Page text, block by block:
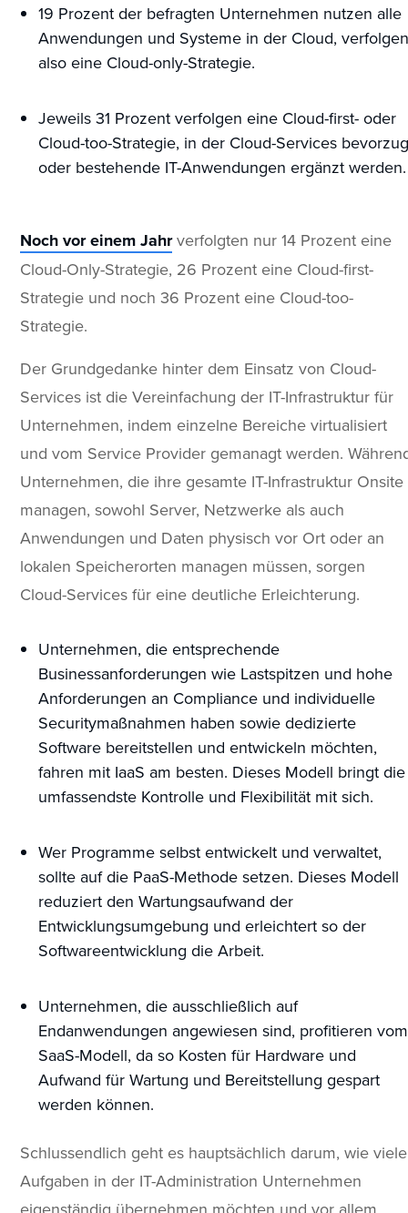
19 Prozent der befragten Unternehmen nutzen alle
Anwendungen und Systeme in der Cloud, verfolgen
also eine Cloud-only-Strategie.
Jeweils 31 Prozent verfolgen eine Cloud-first- oder
Cloud-too-Strategie, in der Cloud-Services
oder bestehende IT-Anwendungen ergänzt werden.
Noch vor einem Jahrverfolgten nur 14 Prozent eine
Cloud-Only-Strategie, 26 Prozent eine Cloud-first-
Strategie und noch 36 Prozent eine Cloud-too-
Strategie.
Der Grundgedanke hinter dem Einsatz von Cloud-
Services ist die Vereinfachung der IT-Infrastruktur für
Unternehmen, indem einzelne Bereiche virtualisiert
und vom Service Provider gemanagt werden.
Unternehmen, die ihre gesamte IT-Infrastruktur Onsite
managen, sowohl Server, Netzwerke als auch
Anwendungen und Daten physisch vor Ort oder an
lokalen Speicherorten managen müssen, sorgen
Cloud-Services für eine deutliche Erleichterung.
Unternehmen, die entsprechende
Businessanforderungen wie Lastspitzen und hohe
Anforderungen an Compliance und individuelle
Securitymaßnahmen haben sowie dedizierte
Software bereitstellen und entwickeln möchten,
fahren mit IaaS am besten. Dieses Modell bringt die
umfassendste Kontrolle und Flexibilität mit sich.
Wer Programme selbst entwickelt und verwaltet,
sollte auf die PaaS-Methode setzen. Dieses Modell
reduziert den Wartungsaufwand der
Entwicklungsumgebung und erleichtert so der
Softwareentwicklung die Arbeit.
Unternehmen, die ausschließlich auf
Endanwendungen angewiesen sind, profitieren vom
SaaS-Modell, da so Kosten für Hardware und
Aufwand für Wartung und Bereitstellung gespart
werden können.
Schlussendlich geht es hauptsächlich darum, wie viele
Aufgaben in der IT-Administration Unternehmen